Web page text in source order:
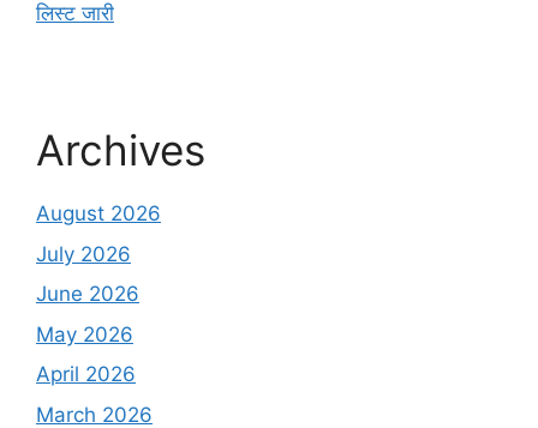
लिस्ट जारी
Archives
August 2026
July 2026
June 2026
May 2026
April 2026
March 2026